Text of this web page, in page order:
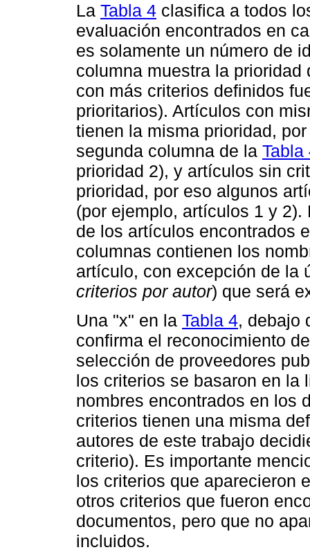
La Tabla 4 clasifica a todos
evaluación encontrados en
es solamente un número de
columna muestra la
con más criterios definidos
prioritarios). Artículos con
tienen la misma prioridad,
segunda columna de la Tabla
prioridad 2), y artículos sin
prioridad, por eso algunos
(por ejemplo, artículos 1 y
de los artículos encontrados
columnas contienen los
artículo, con excepción de la
criterios por autor) que será
Una "x" en la Tabla 4, debajo
confirma el reconocimiento
selección de proveedores
los criterios se basaron en la
nombres encontrados en los
criterios tienen una misma
autores de este trabajo
criterio). Es importante
los criterios que aparecieron
otros criterios que fueron
documentos, pero que no
incluidos.